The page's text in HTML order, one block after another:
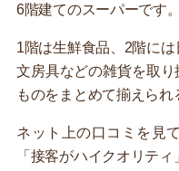
6階建てのスーパーです。
1階は生鮮食品、2階に
文房具などの雑貨を取
ものをまとめて揃えられ
ネット上の口コミを見
「接客がハイクオリテ